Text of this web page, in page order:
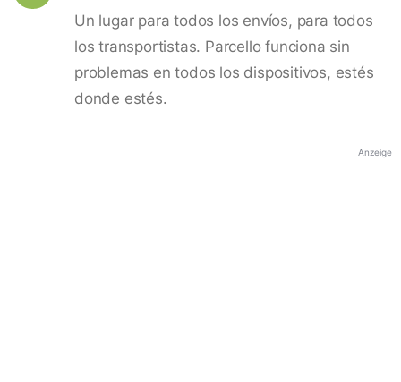
Un lugar para todos los envíos, para todos
los transportistas. Parcello funciona sin
problemas en todos los dispositivos, estés
donde estés.
Anzeige